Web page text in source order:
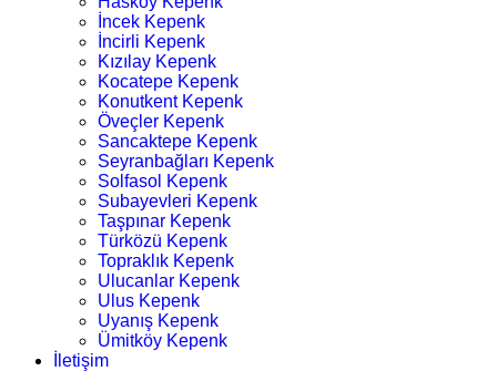
İncek Kepenk
İncirli Kepenk
Kızılay Kepenk
Kocatepe Kepenk
Konutkent Kepenk
Öveçler Kepenk
Sancaktepe Kepenk
Seyranbağları Kepenk
Solfasol Kepenk
Subayevleri Kepenk
Taşpınar Kepenk
Türközü Kepenk
Topraklık Kepenk
Ulucanlar Kepenk
Ulus Kepenk
Uyanış Kepenk
Ümitköy Kepenk
İletişim